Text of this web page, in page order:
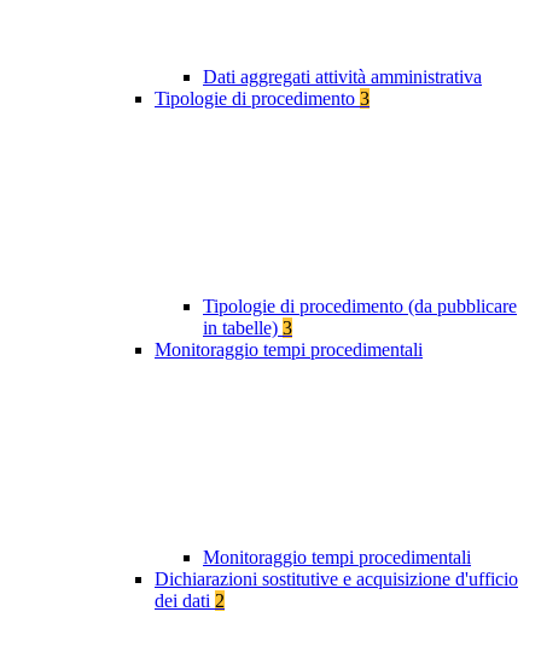
Dati aggregati attività amministrativa
Tipologie di procedimento 3
Tipologie di procedimento (da pubblicare
in tabelle) 3
Monitoraggio tempi procedimentali
Monitoraggio tempi procedimentali
Dichiarazioni sostitutive e acquisizione d'ufficio
dei dati 2